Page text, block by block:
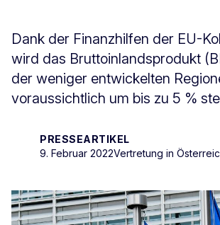
Dank der Finanzhilfen der EU-
wird das Bruttoinlandsprodukt
der weniger entwickelten
voraussichtlich um bis zu 5 %
PRESSEARTIKEL
9. Februar 2022Vertretung in